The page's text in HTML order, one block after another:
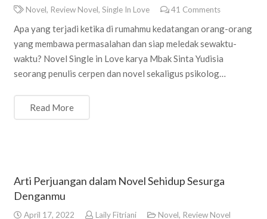
Novel, Review Novel, Single In Love 41 Comments
Apa yang terjadi ketika di rumahmu kedatangan orang-orang
yang membawa permasalahan dan siap meledak sewaktu-
waktu? Novel Single in Love karya Mbak Sinta Yudisia
seorang penulis cerpen dan novel sekaligus psikolog…
Read More
Arti Perjuangan dalam Novel Sehidup Sesurga
Denganmu
April 17, 2022 Laily Fitriani Novel, Review Novel